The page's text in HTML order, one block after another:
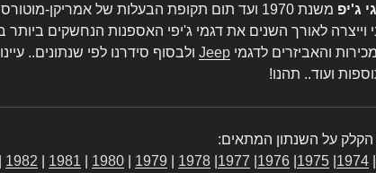
ג'יפ
משנת 1970 ועד תום תקופת הבעלות של אמריקן-
וייצרה לאורך השנים את דגמי ג'יפי האספנות הנחשקים
והאביזרים לדגמי Jeep ולבסוף סידרנו לפי שנתונים..
ועוד.. תהנו!
הקלק על השנתון המתאים:
1974
1975
1976
1977
1978
1979
1980
1981
1982